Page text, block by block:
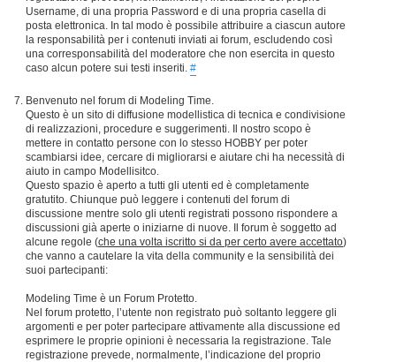
Username, di una propria Password e di una propria casella di
posta elettronica. In tal modo è possibile attribuire a ciascun autore
la responsabilità per i contenuti inviati ai forum, escludendo così
una corresponsabilità del moderatore che non esercita in questo
caso alcun potere sui testi inseriti. #
Benvenuto nel forum di Modeling Time.
Questo è un sito di diffusione modellistica di tecnica e condivisione
di realizzazioni, procedure e suggerimenti. Il nostro scopo è
mettere in contatto persone con lo stesso HOBBY per poter
scambiarsi idee, cercare di migliorarsi e aiutare chi ha necessità di
aiuto in campo Modellisitco.
Questo spazio è aperto a tutti gli utenti ed è completamente
gratutito. Chiunque può leggere i contenuti del forum di
discussione mentre solo gli utenti registrati possono rispondere a
discussioni già aperte o iniziarne di nuove. Il forum è soggetto ad
alcune regole (che una volta iscritto si da per certo avere accettato)
che vanno a cautelare la vita della community e la sensibilità dei
suoi partecipanti:
Modeling Time è un Forum Protetto.
Nel forum protetto, l’utente non registrato può soltanto leggere gli
argomenti e per poter partecipare attivamente alla discussione ed
esprimere le proprie opinioni è necessaria la registrazione. Tale
registrazione prevede, normalmente, l’indicazione del proprio